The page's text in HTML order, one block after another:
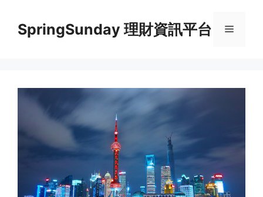
contentSpringSunday 理財資訊平台 Menu